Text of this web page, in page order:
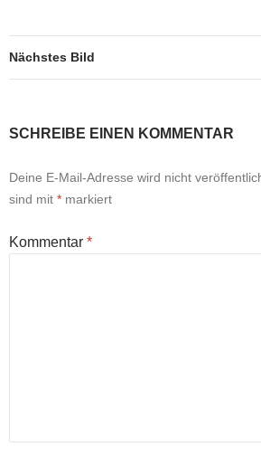
Nächstes Bild
SCHREIBE EINEN KOMMENTAR
Deine E-Mail-Adresse wird nicht
sind mit * markiert
Kommentar *